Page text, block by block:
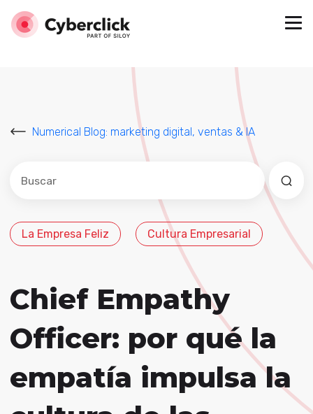
Numerical Blog: marketing digital, ventas & IA
Este es un campo de búsqueda con una función de
No hay sugerencias porque el campo de
La Empresa Feliz Cultura Empresarial
Chief Empathy
Officer: por qué la
empatía impulsa la